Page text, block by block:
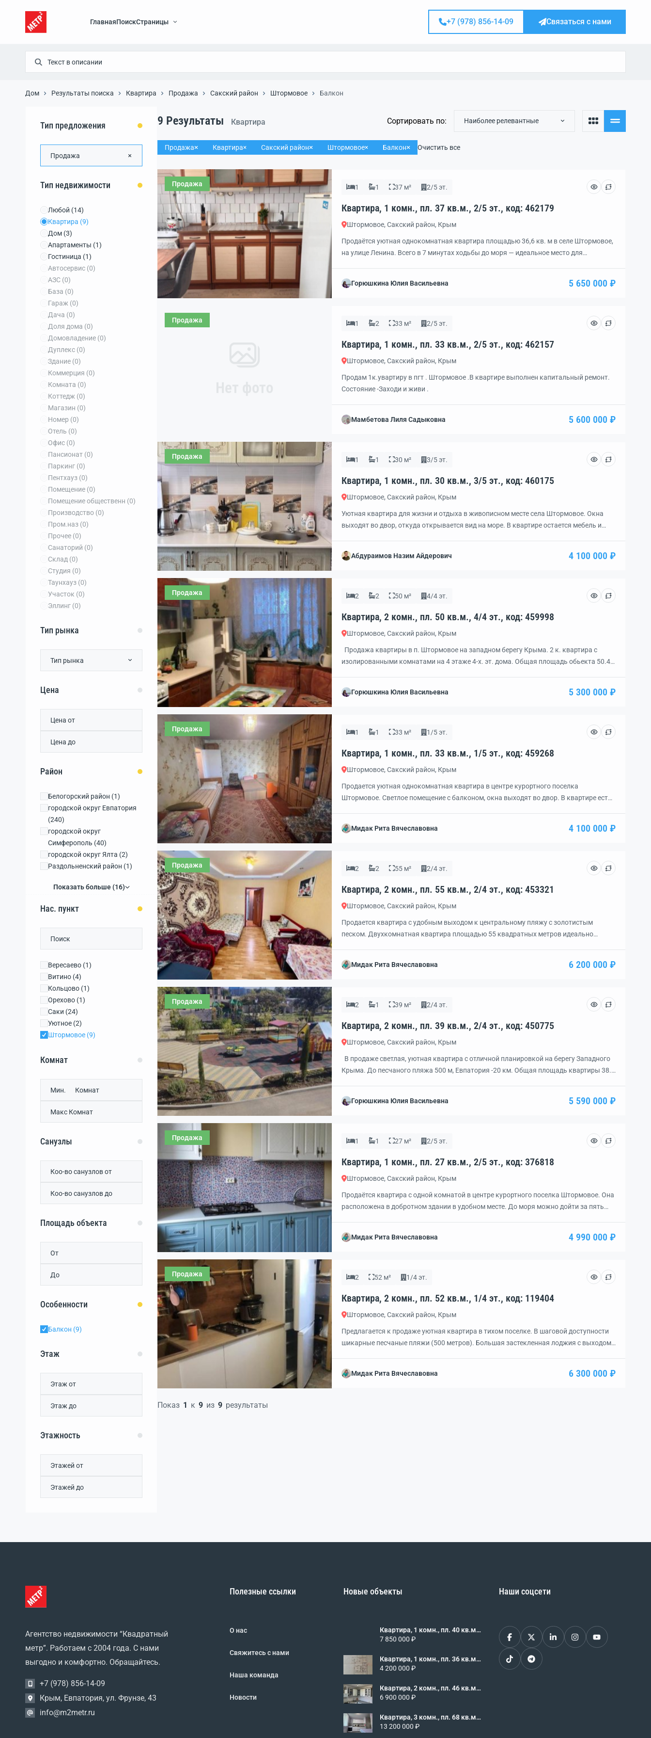
ГлавнаяПоискСтраницы +7 (978) 856-14-09 Связаться с нами
Дом Результаты поиска Квартира Продажа Сакский район Штормовое Балкон
Тип предложения
Продажа
Тип недвижимости
Любой (14)
Квартира (9)
Дом (3)
Апартаменты (1)
Гостиница (1)
Автосервис (0)
АЗС (0)
База (0)
Гараж (0)
Дача (0)
Доля дома (0)
Домовладение (0)
Дуплекс (0)
Здание (0)
Коммерция (0)
Комната (0)
Коттедж (0)
Магазин (0)
Номер (0)
Отель (0)
Офис (0)
Пансионат (0)
Паркинг (0)
Пентхауз (0)
Помещение (0)
Помещение общественн (0)
Производство (0)
Пром.наз (0)
Прочее (0)
Санаторий (0)
Склад (0)
Студия (0)
Таунхауз (0)
Участок (0)
Эллинг (0)
Тип рынка
Тип рынка
Цена
Район
Белогорский район (1)
городской округ Евпатория
(240)
городской округ
Симферополь (40)
городской округ Ялта (2)
Раздольненский район (1)
Показать больше (16)
Нас. пункт
Вересаево (1)
Витино (4)
Кольцово (1)
Орехово (1)
Саки (24)
Уютное (2)
Штормовое (9)
Великое
Веселовка(0)
Ветровка(0)
Властное(0)
Воробьево
Геройское(0)
Глинка(0)
кооператив Нептун(0)
Елизаветово(0)
Желтокаменка(0)
Журавли
Каменоломня
Крайнее(0)
Куликовка
Лушино(0)
Митяево
Наташино
Наумовка(0)
Огневое(0)
Орлянка (0)
Поповка (0)
Порфирьевка(0)
СНТ Изобильное
Солдатское (0)
СТ Таврида(0)
Суворовское(0)
Трудовое(0)
Туннельное(0)
Комнат
Санузлы
Площадь объекта
Особенности
Балкон (9)
Этаж
Этажность
9 Результаты Квартира Сортировать по: Наиболее релевантные
Продажа Квартира Сакский район Штормовое Балкон Очистить все
Продажа 1 1 37 м² 2/5 эт.
Квартира, 1 комн., пл. 37 кв.м., 2/5 эт., код: 462179
Штормовое, Сакский район, Крым
Продаётся уютная однокомнатная квартира площадью 36,6 кв. м в селе Штормовое,
на улице Ленина. Всего в 7 минутах ходьбы до моря — идеальное место для
возможность обустроить её по своему вкусу.Дом в центре […]
Горюшкина Юлия Васильевна 5 650 000 ₽
Продажа 1 2 33 м² 2/5 эт.
Квартира, 1 комн., пл. 33 кв.м., 2/5 эт., код: 462157
Штормовое, Сакский район, Крым
Продам 1к.увартиру в пгт . Штормовое .В квартире выполнен капитальный ремонт.
Состояние -Заходи и живи .
Мамбетова Лиля Садыковна 5 600 000 ₽
Продажа 1 1 30 м² 3/5 эт.
Квартира, 1 комн., пл. 30 кв.м., 3/5 эт., код: 460175
Штормовое, Сакский район, Крым
Уютная квартира для жизни и отдыха в живописном месте села Штормовое. Окна
выходят во двор, откуда открывается вид на море. В квартире остается мебель и
стеклопакетом и теплый пол. Квартира находится в конце секции, соседи […]
Абдураимов Назим Айдерович 4 100 000 ₽
Продажа 2 2 50 м² 4/4 эт.
Квартира, 2 комн., пл. 50 кв.м., 4/4 эт., код: 459998
Штормовое, Сакский район, Крым
Продажа квартиры в п. Штормовое на западном берегу Крыма. 2 к. квартира с
изолированными комнатами на 4 этаже 4-х. эт. дома. Общая площадь обьекта 50.4
кондиционер. До Евпатории […]
Горюшкина Юлия Васильевна 5 300 000 ₽
Продажа 1 1 33 м² 1/5 эт.
Квартира, 1 комн., пл. 33 кв.м., 1/5 эт., код: 459268
Штормовое, Сакский район, Крым
Продается уютная однокомнатная квартира в центре курортного поселка
Штормовое. Светлое помещение с балконом, окна выходят во двор. В квартире есть
школа и магазины. До морского побережья всего 500 метров. Квартира нуждается в
Мидак Рита Вячеславовна 4 100 000 ₽
Продажа 2 2 55 м² 2/4 эт.
Квартира, 2 комн., пл. 55 кв.м., 2/4 эт., код: 453321
Штормовое, Сакский район, Крым
Продается квартира с удобным выходом к центральному пляжу с золотистым
песком. Двухкомнатная квартира площадью 55 квадратных метров идеально
ремонта, а мебель и техника станут приятным подарком для вас. В квартире есть
Мидак Рита Вячеславовна 6 200 000 ₽
Продажа 2 1 39 м² 2/4 эт.
Квартира, 2 комн., пл. 39 кв.м., 2/4 эт., код: 450775
Штормовое, Сакский район, Крым
В продаже светлая, уютная квартира с отличной планировкой на берегу Западного
Крыма. До песчаного пляжа 500 м, Евпатория -20 км. Общая площадь квартиры 38.6
Квартира выполнена с качественным ремонтом, […]
Горюшкина Юлия Васильевна 5 590 000 ₽
Продажа 1 1 27 м² 2/5 эт.
Квартира, 1 комн., пл. 27 кв.м., 2/5 эт., код: 376818
Штормовое, Сакский район, Крым
Продаётся квартира с одной комнатой в центре курортного поселка Штормовое. Она
расположена в добротном здании в удобном месте. До моря можно дойти за пять
детский сад и поликлиника.
Мидак Рита Вячеславовна 4 990 000 ₽
Продажа 2 52 м² 1/4 эт.
Квартира, 2 комн., пл. 52 кв.м., 1/4 эт., код: 119404
Штормовое, Сакский район, Крым
Предлагается к продаже уютная квартира в тихом поселке. В шаговой доступности
шикарные песчаные пляжи (500 метров). Большая застекленная лоджия с выходом
Мидак Рита Вячеславовна
6 300 000 ₽
Показ 1 к 9 из 9 результаты
Агентство недвижимости “Квадратный
метр”. Работаем с 2004 года. С нами
выгодно и комфортно. Обращайтесь.
+7 (978) 856-14-09
Крым, Евпатория, ул. Фрунзе, 43
info@m2metr.ru
Полезные ссылки
О нас
Свяжитесь с нами
Наша команда
Новости
Новые объекты
Квартира, 1 комн., пл. 40 кв.м.,
2/9 эт., код: 462491
7 850 000 ₽
Квартира, 1 комн., пл. 36 кв.м.,
3/5 эт., код: 462490
4 200 000 ₽
Квартира, 2 комн., пл. 46 кв.м.,
9/10 эт., код: 462489
6 900 000 ₽
Квартира, 3 комн., пл. 68 кв.м.,
4/5 эт., код: 462488
13 200 000 ₽
Наши соцсети